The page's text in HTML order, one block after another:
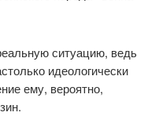
ситуацию, ведь
идеологически
ему, вероятно,